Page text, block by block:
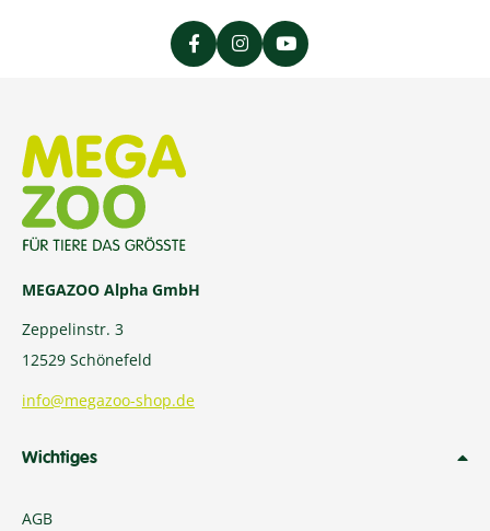
MEGAZOO Alpha GmbH
Zeppelinstr. 3
12529 Schönefeld
info@megazoo-shop.de
Wichtiges
AGB